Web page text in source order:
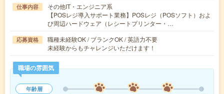
仕事内容
その他IT・エンジニア系
【POSレジ導入サポート業務】POSレジ（POSソフト）およ
び周辺ハードウェア（レシートプリンター・…
応募資格
職種未経験OK / ブランクOK / 英語力不要
未経験からもチャレンジいただけます！
職場の雰囲気
年齢層